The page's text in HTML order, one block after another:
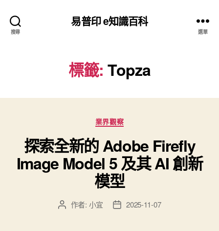
搜尋
易普印 e知識百科
選單
標籤: Topza
分
類
業界觀察
探索全新的 Adob​​e Firefly
Image Model 5 及其 AI 創新
模型
文 作者: 小宜
文 2025-11-07